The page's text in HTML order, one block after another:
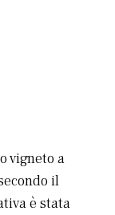
vigneto a
il
è stata